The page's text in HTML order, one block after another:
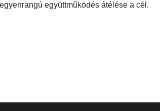
együttműködés átélése a cél.